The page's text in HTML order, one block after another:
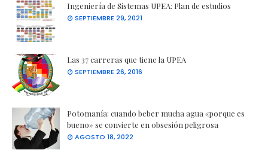
Ingeniería de Sistemas UPEA: Plan de estudios
SEPTIEMBRE 29, 2021
Las 37 carreras que tiene la UPEA
SEPTIEMBRE 26, 2016
Potomanía: cuando beber mucha agua «porque es
bueno» se convierte en obsesión peligrosa
AGOSTO 18, 2022